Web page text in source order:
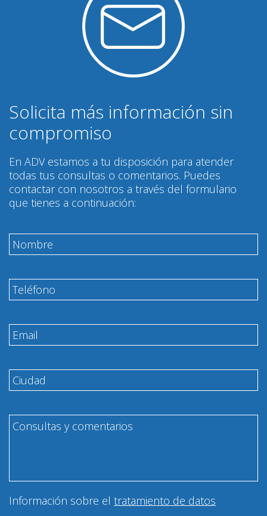
Solicita más información sin
compromiso
En ADV estamos a tu disposición para atender
todas tus consultas o comentarios. Puedes
contactar con nosotros a través del formulario
que tienes a continuación:
Información sobre el tratamiento de datos